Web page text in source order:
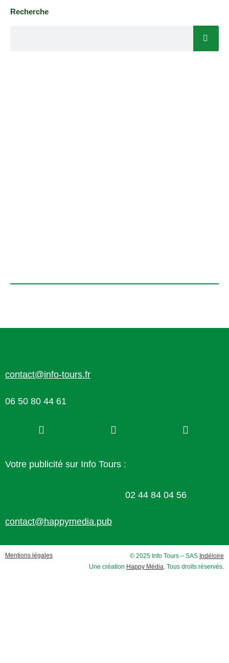
Recherche
contact@info-tours.fr
06 50 80 44 61
Votre publicité sur Info Tours :
02 44 84 04 56
contact@happymedia.pub
Mentions légales © 2025 Info Tours – SAS Indéloire
Une création Happy Média . Tous droits réservés.